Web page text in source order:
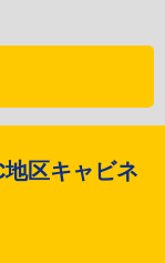
区キャビネ